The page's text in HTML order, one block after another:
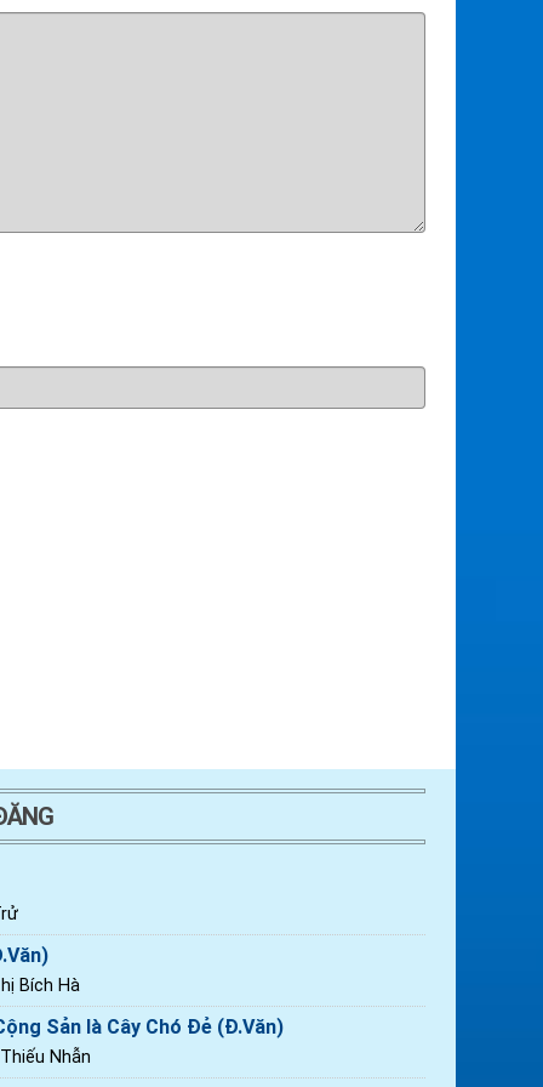
Bích Hà
Sản là Cây Chó Đẻ (Đ.Văn)
Nhẫn